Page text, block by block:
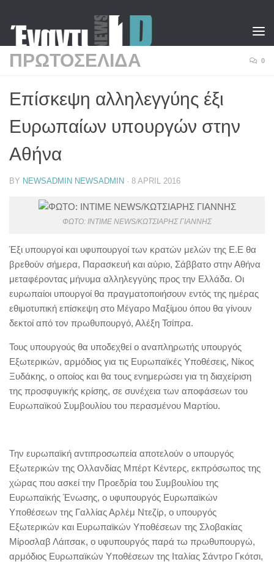
ΠΡΩΤΟΣΕΛΙΔΑ 0
Eπίσκεψη αλληλεγγύης έξι
Ευρωπαίων υπουργών στην
Αθήνα
BY NEWSADMIN NEWSADMIN · 8 APRIL 2016
ΦΩΤΟ: INTIME NEWS/ΚΩΤΣΙΑΡΗΣ ΓΙΑΝΝΗΣ
Έξι υπουργοί και υφυπουργοί των κρατών μελών της Ε.Ε θα
βρεθούν σήμερα, Παρασκευή και αύριο, Σάββατο στην Αθήνα
μεταφέροντας μήνυμα αλληλεγγύης προς την Ελλάδα. Οι
ευρωπαίοι υπουργοί θα πραγματοποιήσουν εντός της ημέρας
εθιμοτυπική επίσκεψη στο Μέγαρο Μαξίμου όπου θα γίνουν
δεκτοί από τον πρωθυπουργό, Αλέξη Τσίπρα.
Τους υπουργούς θα υποδεχθεί ο αναπληρωτής υπουργός
Εξωτερικών, αρμόδιος για τις Ευρωπαϊκές Υποθέσεις, Νίκος
Ξυδάκης, ο οποίος και θα τους ενημερώσει για τη διαχείριση
της προσφυγικής κρίσης, σε συνέχεια των αποφάσεων του
Ευρωπαϊκού Συμβουλίου του περασμένου Μαρτίου.
Την ευρωπαϊκή αντιπροσωπεία αποτελούν ο υπουργός
Εξωτερικών της Ολλανδίας Μπέρτ Κέντερς, εκπρόσωπος της
χώρας που ασκεί την Προεδρία του Συμβουλίου της
Ευρωπαϊκής Ένωσης, ο υφυπουργός Ευρωπαϊκών
Υποθέσεων της Γαλλίας Αρλέμ Ντεζίρ, ο υπουργός
Εξωτερικών και Ευρωπαϊκών Υποθέσεων της Σλοβακίας
Μίροσλαβ Λάιτσακ, ο υφυπουργός παρά τω πρωθυπουργώ,
αρμόδιος Ευρωπαϊκών Υποθέσεων της Ιταλίας Σάντρο Γκότσι,